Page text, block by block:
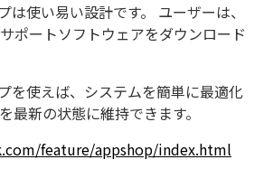
は使い易い設計です。 ユーザーは、
ポートソフトウェアをダウンロード
を使えば、システムを簡単に最適化
最新の状態に維持できます。
feature/appshop/index.html